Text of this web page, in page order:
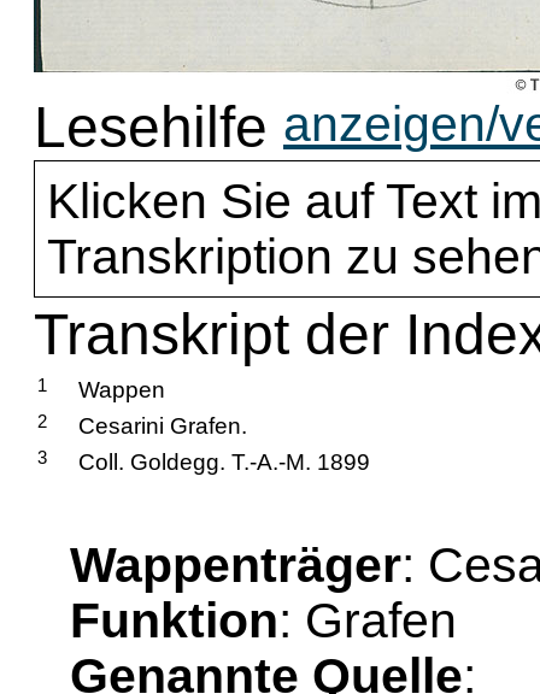
Lesehilfe anzeigen/
Klicken Sie auf Text
Transkription zu
Transkript der
1 Wappen
2 Cesarini Grafen.
3 Coll. Goldegg. T.-A.-M. 1899
Wappenträger:
Funktion: Grafen
Genannte Quelle: